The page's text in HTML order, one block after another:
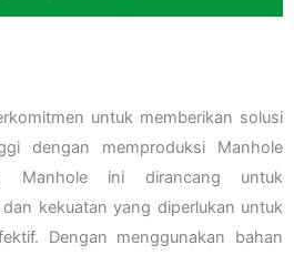
untuk memberikan solusi
dengan memproduksi Manhole
Manhole ini dirancang untuk
kekuatan yang diperlukan untuk
Dengan menggunakan bahan